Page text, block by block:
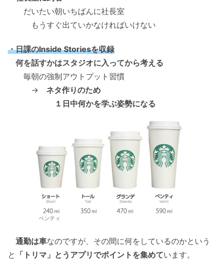
だいたい朝いちばんに社長室
もうすぐ出ていかなければいけない
・日課のInside Storiesを収録
何を話すかはスタジオに入ってから考える
毎朝の強制アウトプット習慣
→ ネタ作りのため
１日中何かを学ぶ姿勢になる
ベンティ
通勤は車なのですが、その間に何をしているのかという
と 「トリマ」とうアプリでポイントを集めています。